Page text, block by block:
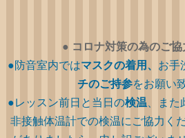
● コロナ対策の為のご
●防音室内ではマスクの着用、 お手
チのご持参をお願い
●レッスン前日と当日の検温、また
非接触体温計での検温にご協力く